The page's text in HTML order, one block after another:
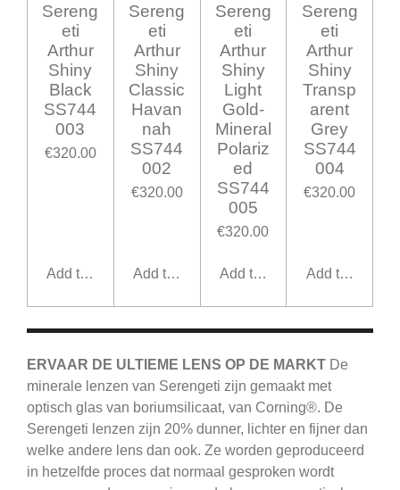
Sereng
eti
Arthur
Shiny
Black
SS744
003
€320.00
Add to cart
Sereng
eti
Arthur
Shiny
Classic
Havan
nah
SS744
002
€320.00
Add to cart
Sereng
eti
Arthur
Shiny
Light
Gold-
Mineral
Polariz
ed
SS744
005
€320.00
Add to cart
Sereng
eti
Arthur
Shiny
Transp
arent
Grey
SS744
004
€320.00
Add to cart
ERVAAR DE ULTIEME LENS OP DE MARKT De
minerale lenzen van Serengeti zijn gemaakt met
optisch glas van boriumsilicaat, van Corning®. De
Serengeti lenzen zijn 20% dunner, lichter en fijner dan
welke andere lens dan ook. Ze worden geproduceerd
in hetzelfde proces dat normaal gesproken wordt